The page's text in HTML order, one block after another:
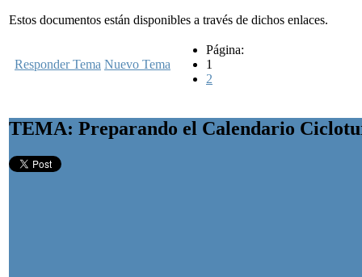
Estos documentos están disponibles a través de dichos enlaces.
Responder Tema Nuevo Tema
Página:
1
2
TEMA: Preparando el Calendario